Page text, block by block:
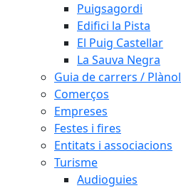
Puigsagordi
Edifici la Pista
El Puig Castellar
La Sauva Negra
Guia de carrers / Plànol
Comerços
Empreses
Festes i fires
Entitats i associacions
Turisme
Audioguies